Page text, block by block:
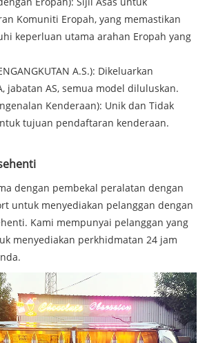
Komuniti Eropah, yang memastikan
keperluan utama arahan Eropah yang
A.S.): Dikeluarkan
jabatan AS, semua model diluluskan.
Kenderaan): Unik dan Tidak
tujuan pendaftaran kenderaan.
dengan pembekal peralatan dengan
untuk menyediakan pelanggan dengan
Kami mempunyai pelanggan yang
menyediakan perkhidmatan 24 jam